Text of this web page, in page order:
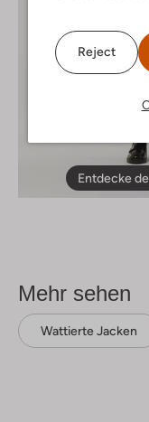
Reject
Entdecke
Mehr sehen
Wattierte Jacken